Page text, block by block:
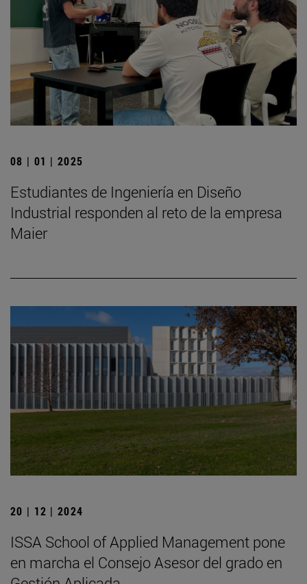
08 | 01 | 2025
Estudiantes de Ingeniería en Diseño
Industrial responden al reto de la empresa
Maier
20 | 12 | 2024
ISSA School of Applied Management pone
en marcha el Consejo Asesor del grado en